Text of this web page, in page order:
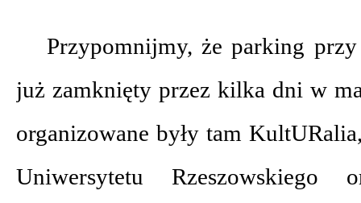
Przypomnijmy, że parking
już zamknięty przez kilka dni w
organizowane były tam
Uniwersytetu Rzeszowskiego